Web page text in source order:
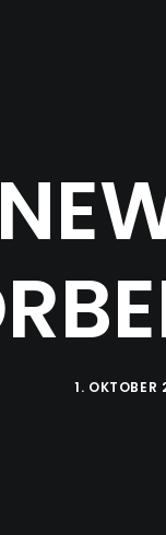
1. OKTOBER